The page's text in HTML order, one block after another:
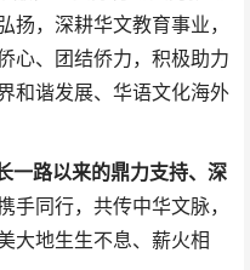
扬，深耕华文教育事业，
心、团结侨力，积极助力
和谐发展、华语文化海外
一路以来的鼎力支持、深
手同行，共传中华文脉，
大地生生不息、薪火相